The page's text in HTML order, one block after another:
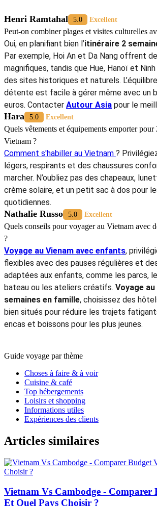
Henri Ramtahal 5.0 Excellent
Peut-on combiner plages et visites culturelles
Oui, en planifiant bien l’itinéraire 2
Par exemple, Hoi An et Da Nang offrent
magnifiques, tandis que Hue, Hanoï et
des sites historiques et naturels.
détente est facile à gérer même avec un
euros. Contacter Autour Asia pour le
Hara 5.0 Excellent
Quels vêtements et équipements emporter pour
Vietnam ?
Comment s'habiller au Vietnam ?
légers, respirants et des chaussures
marcher. N’oubliez pas des chapeaux,
crème solaire, et un petit sac à dos pour
quotidiennes.
Nathalie Russo 5.0 Excellent
Quels conseils pour voyager au Vietnam avec
?
Voyage au Vienam avec enfants,
flexibles avec des pauses régulières et
adaptées aux enfants, comme les parcs,
bateau ou les ateliers créatifs. Voyage
semaines en famille, choisissez des
bien situés pour réduire les trajets
encas et boissons pour les plus jeunes.
Guide voyage par thème
Choses à faire & à voir
Cuisine & café
Top hébergements
Loisirs et shopping
Informations utiles
Expériences des clients
Articles similaires
Vietnam Vs Cambodge - Comparer
Et Quel Pays Choisir ?